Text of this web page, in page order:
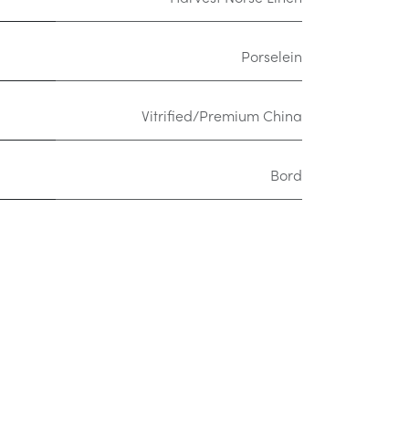
Porselein
Vitrified/Premium China
Bord